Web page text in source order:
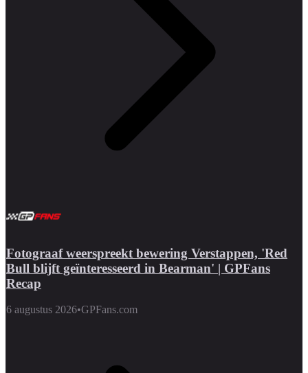
Fotograaf weerspreekt bewering Verstappen, 'Red
Bull blijft geïnteresseerd in Bearman' | GPFans
Recap
6 augustus 2026•GPFans.com